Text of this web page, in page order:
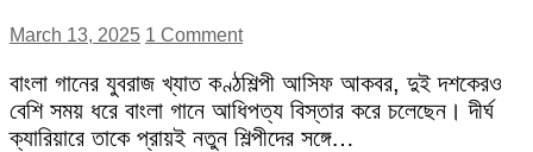
March 13, 2025 1 Comment
বাংলা গানের যুবরাজ খ্যাত কণ্ঠশিল্পী আসিফ আকবর, দুই দশকেরও
বেশি সময় ধরে বাংলা গানে আধিপত্য বিস্তার করে চলেছেন। দীর্ঘ
ক্যারিয়ারে তাকে প্রায়ই নতুন শিল্পীদের সঙ্গে…